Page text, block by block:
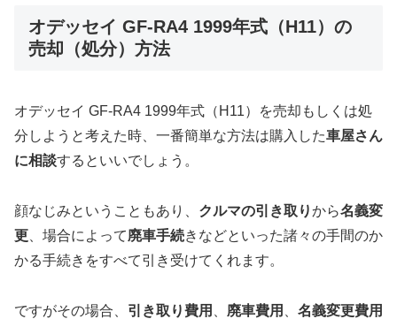
オデッセイ GF-RA4 1999年式（H11）の
売却（処分）方法
オデッセイ GF-RA4 1999年式（H11）を売却もしくは処
分しようと考えた時、一番簡単な方法は購入した車屋さん
に相談するといいでしょう。
顔なじみということもあり、 クルマの引き取りから名義変
更 、場合によって廃車手続きなどといった諸々の手間のか
かる手続きをすべて引き受けてくれます。
ですがその場合、 引き取り費用 廃車費用
名義変更費用